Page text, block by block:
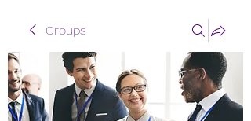
Groups